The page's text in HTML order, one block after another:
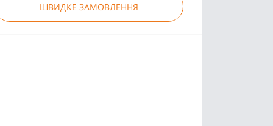
ШВИДКЕ ЗАМОВЛЕННЯ